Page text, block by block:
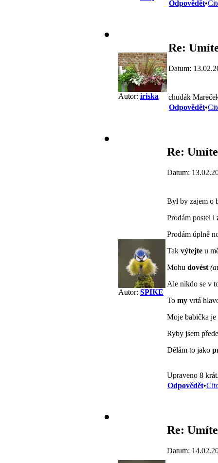
Odpovědět•
Autor: iriska
Re:
Datum:
chudák
Odpovědět•
Autor: SPIKE
Re:
Datum:
Byl by zajem o
Prodám postel i
Prodám úplně
Tak výtejte u
Mohu dovést
Ale nikdo se v
To my vrtá
Moje babička je
Ryby jsem
Dělám to jako
Upraveno 8
Odpovědět•
Re:
Datum: